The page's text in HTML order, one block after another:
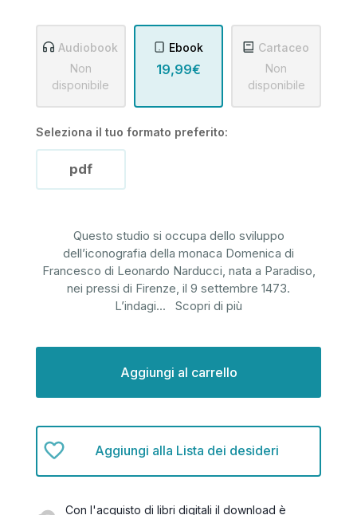
Audiobook
Non
disponibile
Ebook
19,99€
Cartaceo
Non
disponibile
Seleziona il tuo formato preferito:
pdf
Questo studio si occupa dello sviluppo
dell’iconografia della monaca Domenica di
Francesco di Leonardo Narducci, nata a Paradiso,
nei pressi di Firenze, il 9 settembre 1473.
L’indagi... Scopri di più
Aggiungi alla Lista dei desideri
Con l'acquisto di libri digitali il download è